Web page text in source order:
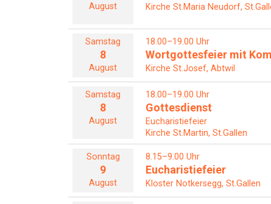
August Kirche St.Maria Neudorf,
Samstag
8
August
18.00–19.00 Uhr
Wortgottesfeier mit
Kirche St.Josef, Abtwil
Samstag
8
August
18.00–19.00 Uhr
Gottesdienst
Eucharistiefeier
Kirche St.Martin, St.Gallen
Sonntag
9
August
8.15–9.00 Uhr
Eucharistiefeier
Kloster Notkersegg, St.Gallen